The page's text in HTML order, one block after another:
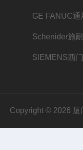
GE FANUC通
Schenider施
SIEMENS西
Copyright © 2026